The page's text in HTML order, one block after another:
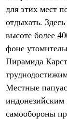
Флисовая одежда
Куртки
Брюки
Термобелье
Теплое
Среднее
Легкое термобелье
Лёгкая одежда
Футболки
Толстовки
Брюки
для этих мест
отдыхать.
высоте более
фоне
Пирамида
Местные
самообороны